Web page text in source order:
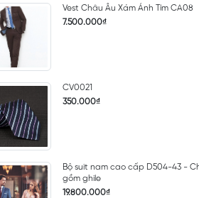
Vest Châu Âu Xám Ánh Tím CA08
7.500.000₫
CV0021
350.000₫
Bộ suit nam cao cấp D504-43 -
gồm ghile
19.800.000₫